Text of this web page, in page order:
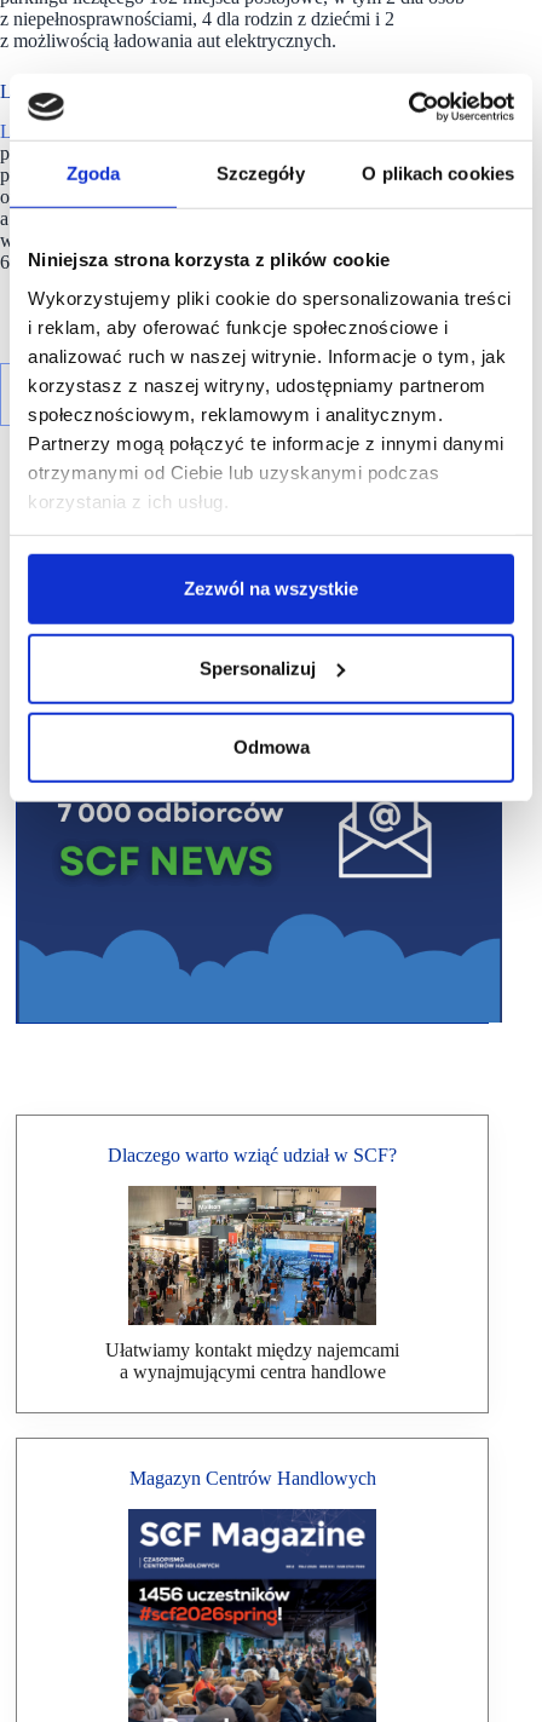
Zgoda Szczegóły O plikach cookies
Niniejsza strona korzysta z plików cookie
Wykorzystujemy pliki cookie do spersonalizowania treści
i reklam, aby oferować funkcje społecznościowe i
analizować ruch w naszej witrynie. Informacje o tym, jak
korzystasz z naszej witryny, udostępniamy partnerom
społecznościowym, reklamowym i analitycznym.
Partnerzy mogą połączyć te informacje z innymi danymi
otrzymanymi od Ciebie lub uzyskanymi podczas
korzystania z ich usług.
Zezwól na wszystkie
Spersonalizuj
Odmowa
z niepełnosprawnościami, 4 dla rodzin z dziećmi i 2
z możliwością ładowania aut elektrycznych.
Lidl w Polsce ma ponad 950 sklepów
Lidl
przedsiębiorstw Lidl, w której skład wchodzą niezależne spółki
prowadzące aktywną działalność na terenie całej Europy
oraz w USA. Historia sieci Lidl sięga lat 30. XX wieku,
a pierwsze sieci pod szyldem tej marki powstały w Niemczech
w latach 70. XX wieku. Obecnie w 31 krajach istnieje około 12
600 sklepów tej marki, a w Polsce ponad 950.
Dlaczego warto wziąć udział w SCF?
Ułatwiamy kontakt między najemcami
a wynajmującymi centra handlowe
Magazyn Centrów Handlowych